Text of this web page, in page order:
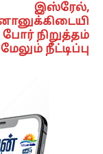
இஸ்ரேல்,
நிறுத்தம்
மேலும் நீட்டிப்பு